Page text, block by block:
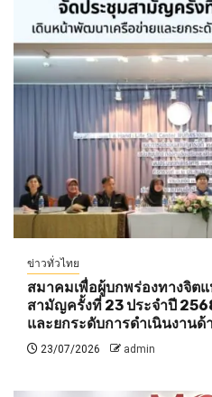
ข่าวทั่วไทย
สมาคมเพื่อผู้บกพร่องทางจิต
สามัญครั้งที่ 23 ประจำปี
และยกระดับการดำเนินงาน
23/07/2026 admin